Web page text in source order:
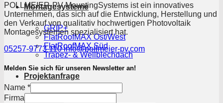
Montagesysteme
GRIP+
FlatRoofMAX Ost/West
FlatRoofMAX Süd
Trapez- & Wellblechdach
Projektanfrage
POLLMEIER-PV MountingSystems ist ein innovatives
Unternehmen, das sich auf die Entwicklung, Herstellung und
den Verkauf von qualitativ hochwertigen Photovoltaik
Montagesystemen spezialisiert hat.
05257-9773 110 info@pollmeier-pv.com
Melden Sie sich für unseren Newsletter an!
Name *
Firma